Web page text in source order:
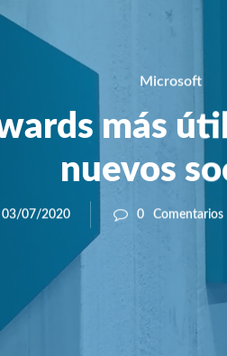
Microsoft
más
nuevos
03/07/2020 0 Comentarios